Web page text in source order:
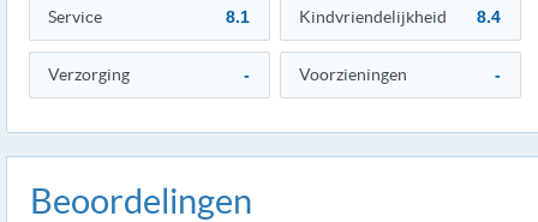
Service 8.1 Kindvriendelijkheid 8.4
Verzorging - Voorzieningen -
Beoordelingen